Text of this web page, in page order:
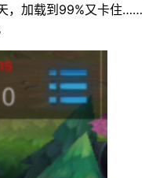
，加载到99%又卡住……